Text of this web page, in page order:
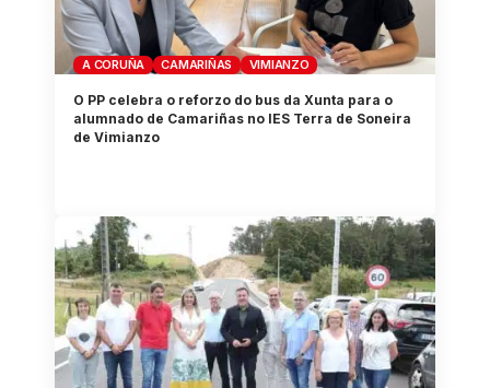
A CORUÑA CAMARIÑAS VIMIANZO
O PP celebra o reforzo do bus da Xunta para o
alumnado de Camariñas no IES Terra de Soneira
de Vimianzo